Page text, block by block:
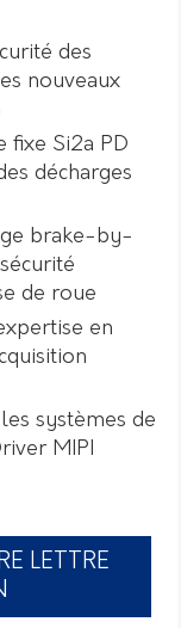
des
nouveaux
fixe Si2a PD
décharges
brake-by-
de roue
en
systèmes de
MIPI
LETTRE